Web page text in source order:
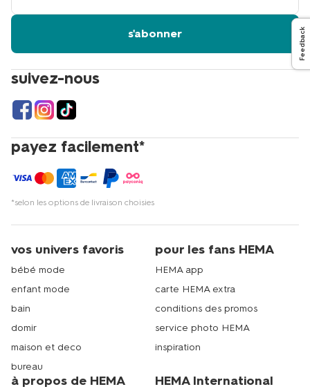
suivez-nous
payez facilement*
*selon les options de livraison choisies
s'abonner
vos univers favoris
bébé mode
enfant mode
bain
domir
maison et deco
bureau
pour les fans HEMA
HEMA app
carte HEMA extra
conditions des promos
service photo HEMA
inspiration
à propos de HEMA HEMA International
Feedback